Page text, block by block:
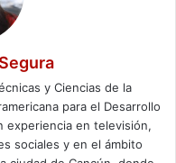
y Ciencias de la
para el Desarrollo
experiencia en televisión,
sociales y en el ámbito